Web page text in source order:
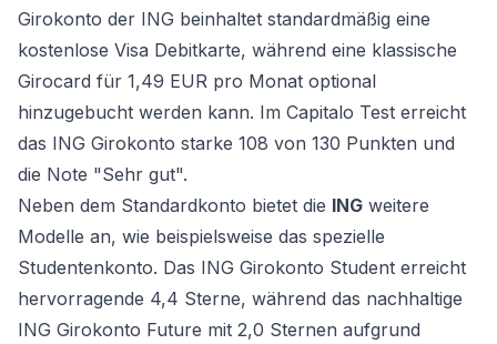
Girokonto der ING beinhaltet standardmäßig eine
kostenlose Visa Debitkarte, während eine klassische
Girocard für 1,49 EUR pro Monat optional
hinzugebucht werden kann. Im Capitalo Test erreicht
das ING Girokonto starke 108 von 130 Punkten und
die Note "Sehr gut".
Neben dem Standardkonto bietet die ING weitere
Modelle an, wie beispielsweise das spezielle
Studentenkonto. Das ING Girokonto Student erreicht
hervorragende 4,4 Sterne, während das nachhaltige
ING Girokonto Future mit 2,0 Sternen aufgrund